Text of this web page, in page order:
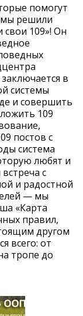
помогут
мы решили
109»! Он
в
системы
и совершить
109
постов с
система
любят и
с
и радостной
— мы
«Карта
правил,
другом
всего: от
тропе до